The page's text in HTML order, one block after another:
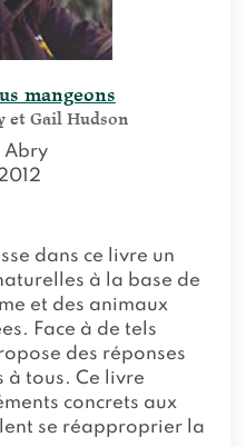
mangeons
et Gail Hudson
Abry
dans ce livre un
à la base de
et des animaux
Face à de tels
des réponses
à tous. Ce livre
concrets aux
se réapproprier la